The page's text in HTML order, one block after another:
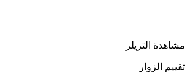
مشاهدة التريلر
تقييم الزوار